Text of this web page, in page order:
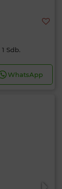
1 Sdb.
WhatsApp